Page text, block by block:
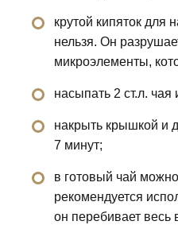
крутой кипяток для
нельзя. Он
микроэлементы,
насыпать 2 ст.л. чая
накрыть крышкой и
7 минут;
в готовый чай
рекомендуется
он перебивает весь